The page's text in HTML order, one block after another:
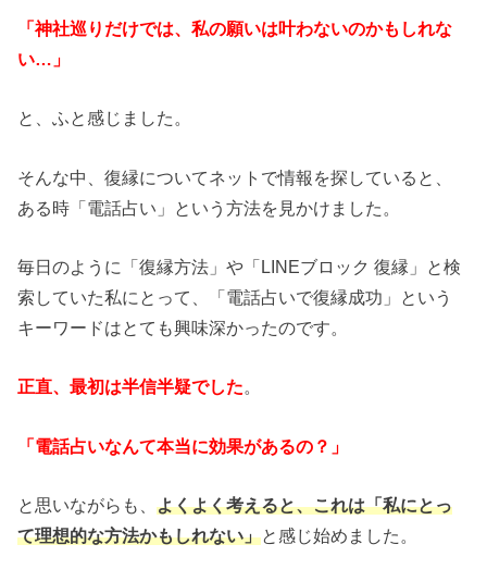
「神社巡りだけでは、私の願いは叶わないのかもしれな
い…」
と、ふと感じました。
そんな中、復縁についてネットで情報を探していると、
ある時「電話占い」という方法を見かけました。
毎日のように「復縁方法」や「LINEブロック 復縁」と検
索していた私にとって、「電話占いで復縁成功」という
キーワードはとても興味深かったのです。
正直、最初は半信半疑でした。
「電話占いなんて本当に効果があるの？」
と思いながらも、よくよく考えると、これは「私にとっ
て理想的な方法かもしれない」と感じ始めました。